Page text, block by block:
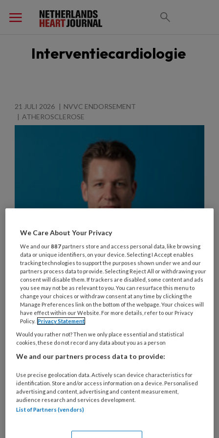
Interventiecardiologie
21 JULI 2026
NVVC ENDORSEMENT
ATHEROSCLEROSE
ESC-richtlijn chronische coronair
syndromen: wat betekent dit voor
de dagelijkse praktijk in
Nederland?
De 2024 ESC-richtlijn voor chronische coronair
syndromen introduceert veranderingen in de
diagnostiek en behandeling van patiënten met
stabiele pijn op de borst. Maar hoe vertalen deze
aanbevelingen zich in de dagelijkse Nederlandse
praktijk?
We Care About Your Privacy
We and our887 partners store and access personal data, like browsing
data or unique identifiers, on your device. Selecting I Accept enables
tracking technologies to support the purposes shown under we and our
partners process data to provide. Selecting Reject All or withdrawing your
consent will disable them. If trackers are disabled, some content and ads
you see may not be as relevant to you. You can resurface this menu to
change your choices or withdraw consent at any time by clicking the
Manage Preferences link on the bottom of the webpage. Your choices will
have effect within our Website. For more details, refer to our Privacy
Policy. Privacy Statement
Would you rather not? Then we only place essential and statistical
cookies, these do not record any data about you as a person
We and our partners process data to provide:
Use precise geolocation data. Actively scan device characteristics for
identification. Store and/or access information on a device. Personalised
advertising and content, advertising and content measurement,
audience research and services development.
List of Partners (vendors)